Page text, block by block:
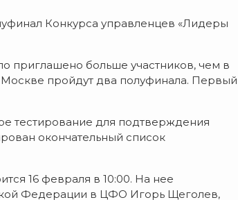
Конкурса управленцев «Лидеры
приглашено больше участников, чем в
пройдут два полуфинала. Первый
тестирование для подтверждения
окончательный список
16 февраля в 10:00. На нее
Федерации в ЦФО Игорь Щеголев,